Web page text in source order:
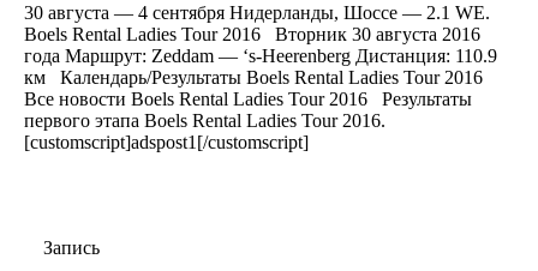
30 августа — 4 сентября Нидерланды, Шоссе — 2.1 WE.
Boels Rental Ladies Tour 2016 Вторник 30 августа 2016
года Маршрут: Zeddam — ‘s-Heerenberg Дистанция: 110.9
км Календарь/Результаты Boels Rental Ladies Tour 2016
Все новости Boels Rental Ladies Tour 2016 Результаты
первого этапа Boels Rental Ladies Tour 2016.
[customscript]adspost1[/customscript]
Запись